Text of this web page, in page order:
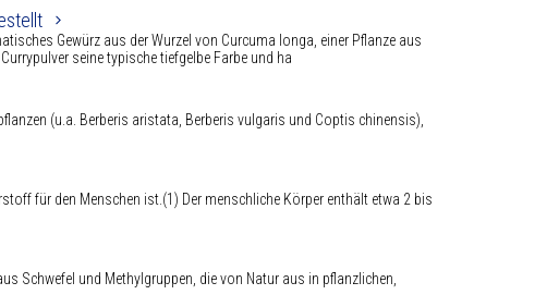
Gewürz aus der Wurzel von Curcuma longa, einer Pflanze aus
seine typische tiefgelbe Farbe und ha
(u.a. Berberis aristata, Berberis vulgaris und Coptis chinensis),
für den Menschen ist.(1) Der menschliche Körper enthält etwa 2 bis
Schwefel und Methylgruppen, die von Natur aus in pflanzlichen,